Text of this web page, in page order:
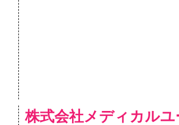
株式会社メディカル